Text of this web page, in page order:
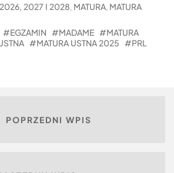
2027 I 2028, MATURA, MATURA
EGZAMIN MADAME
MATURA
MATURA USTNA 2025
PRL
POPRZEDNI WPIS